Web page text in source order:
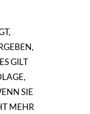
GILT
SIE
MEHR